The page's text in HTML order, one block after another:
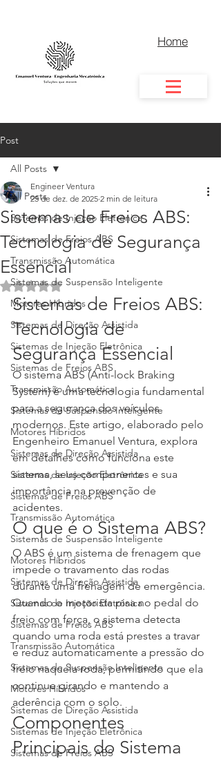
Home
Post
All Posts
Sistemas de Injeção Eletrônica
Sistemas de Freios ABS
Transmissão Automática
Sistemas de Suspensão Inteligente
Motores Híbridos
Sistemas de Direção Assistida
Sistemas de Injeção Eletrônica
Sistemas de Freios ABS
Transmissão Automática
Sistemas de Suspensão Inteligente
Motores Híbridos
Sistemas de Direção Assistida
Sistemas de Injeção Eletrônica
Sistemas de Freios ABS
Transmissão Automática
Sistemas de Suspensão Inteligente
Motores Híbridos
Sistemas de Direção Assistida
Sistemas de Injeção Eletrônica
Sistemas de Freios ABS
Transmissão Automática
Sistemas de Suspensão Inteligente
Motores Híbridos
Sistemas de Direção Assistida
Sistemas de Injeção Eletrônica
Sistemas de Freios ABS
All Posts
Sistemas de Freios ABS:
Tecnologia de Segurança
Essencial
Engineer Ventura
25 de dez. de 2025 2 min de leitura
Avaliado com NaN de 5 estrelas.
Sistemas de Freios ABS:
Tecnologia de
Segurança Essencial
O sistema ABS (Anti-lock Braking
System) é uma tecnologia fundamental
para a segurança dos veículos
modernos. Este artigo, elaborado pelo
Engenheiro Emanuel Ventura, explora
em detalhes como funciona este
sistema, seus componentes e sua
importância na prevenção de
acidentes.
O que é o Sistema ABS?
O ABS é um sistema de frenagem que
impede o travamento das rodas
durante uma frenagem de emergência.
Quando o motorista pisa no pedal do
freio com força, o sistema detecta
quando uma roda está prestes a travar
e reduz automaticamente a pressão do
freio naquela roda, permitindo que ela
continue girando e mantendo a
aderência com o solo.
Componentes
Principais do Sistema